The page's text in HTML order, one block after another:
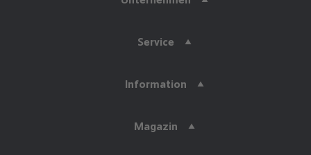
Service
Information
Magazin